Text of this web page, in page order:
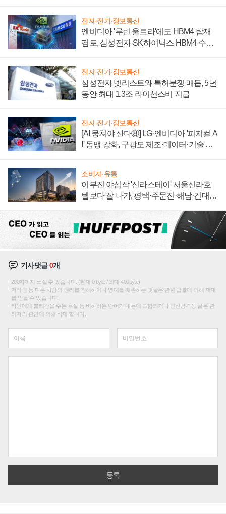
전자·전기·정보통신
엔비디아 '루빈 울트라'에도 HBM4 탑재
검토, 삼성전자·SK하이닉스 HBM4 수율
전자·전기·정보통신
삼성전자 넷리스트와 특허분쟁 매듭, 5년
동안 최대 1.3조 라이선스비 지급
전자·전기·정보통신
[AI 뭉쳐야 산다⑧] LG·엔비디아 '피지컬 A
I' 동맹 강화, 구광모 제조·데이터·기술 결
소비자·유통
이부진 야심작 '신라스테이' 서울신라호
텔보다 잘 나가, 평택·주문진·해남·건대로
기사댓글0개
200자까지 쓰실 수 있습니다. (현재 0 byte / 최대 400byte)
저작권 등 다른 사람의 권리를 침해하거나 명예를 훼손하는 댓글은 관련 법률에 의해 제재
를 받을 수 있습니다.
타인에게 불쾌감을 주는 욕설 등 비하하는 단어가 내용에 포함되거나 인신공격성 글은 관
리자의 판단에 의해 삭제 합니다.